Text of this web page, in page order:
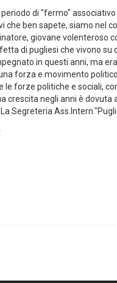
di "fermo"
ben sapete, siamo nel
giovane volenteroso
di pugliesi che vivono
in questi anni, ma
forza e movimento
forze politiche e sociali,
crescita negli anni è
Segreteria